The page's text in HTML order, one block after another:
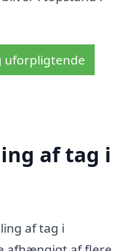
uforpligtende
af tag i
af tag i